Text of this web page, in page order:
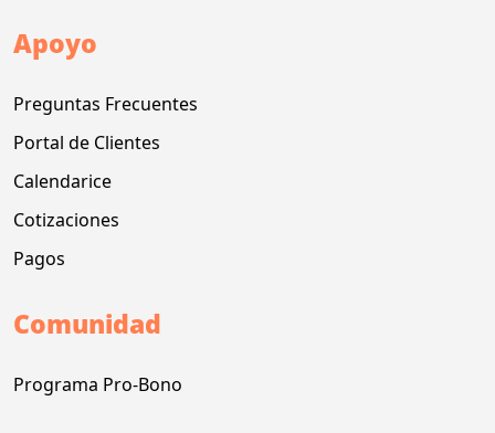
Apoyo
Preguntas Frecuentes
Portal de Clientes
Calendarice
Cotizaciones
Pagos
Comunidad
Programa Pro-Bono